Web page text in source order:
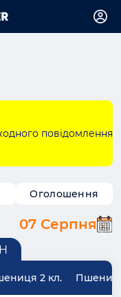
повідомлення
Оголошення
07 Серпня
2 кл.